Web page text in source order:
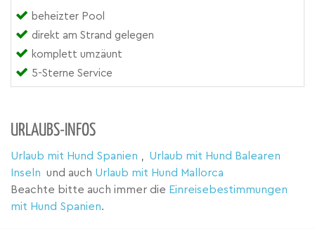
beheizter Pool
direkt am Strand gelegen
komplett umzäunt
5-Sterne Service
URLAUBS-INFOS
Urlaub mit Hund Spanien , Urlaub mit Hund Balearen
Inseln und auch Urlaub mit Hund Mallorca
Beachte bitte auch immer die Einreisebestimmungen
mit Hund Spanien.